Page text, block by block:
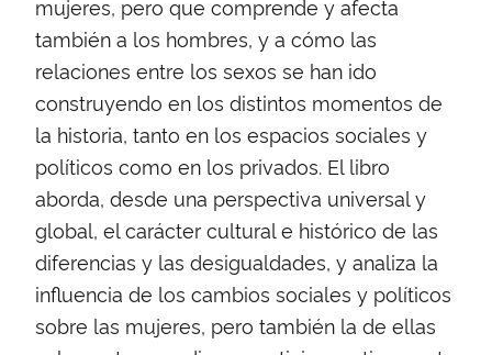
mujeres, pero que comprende y afecta
también a los hombres, y a cómo las
relaciones entre los sexos se han ido
construyendo en los distintos momentos de
la historia, tanto en los espacios sociales y
políticos como en los privados. El libro
aborda, desde una perspectiva universal y
global, el carácter cultural e histórico de las
diferencias y las desigualdades, y analiza la
influencia de los cambios sociales y políticos
sobre las mujeres, pero también la de ellas